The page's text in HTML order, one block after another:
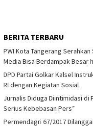
BERITA TERBARU
PWI Kota Tangerang
Media Bisa Berdampak Besar
DPD Partai Golkar Kalsel
RI dengan Kegiatan Sosial
Jurnalis Diduga Diintimidasi di
Serius Kebebasan Pers”
Permendagri 67/2017